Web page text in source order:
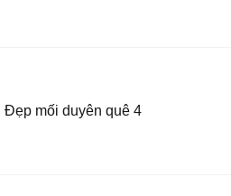
Đẹp mối duyên quê 4